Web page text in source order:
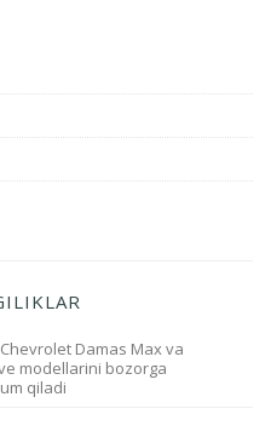
Damas Max va
modellarini bozorga
qiladi